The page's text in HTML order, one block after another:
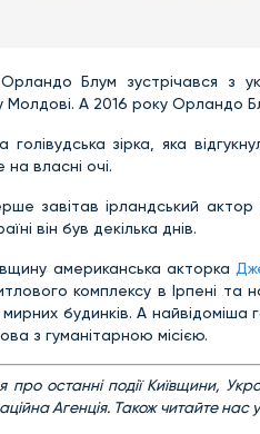
Блум зустрічався з
А 2016 року Орландо
зірка, яка
власні очі.
завітав ірландський актор
він був декілька днів.
американська акторка
комплексу в Ірпені та
мирних будинків. А
з гуманітарною місією.
останні події Київщини,
Агенція. Також читайте нас